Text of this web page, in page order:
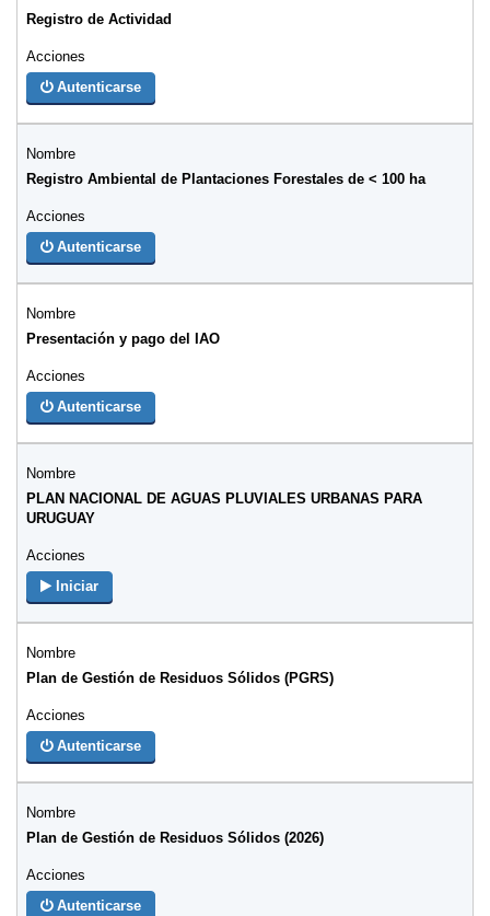
Registro de Actividad
Autenticarse
Registro Ambiental de Plantaciones Forestales de < 100 ha
Autenticarse
Presentación y pago del IAO
Autenticarse
PLAN NACIONAL DE AGUAS PLUVIALES URBANAS PARA
URUGUAY
Iniciar
Plan de Gestión de Residuos Sólidos (PGRS)
Autenticarse
Plan de Gestión de Residuos Sólidos (2026)
Autenticarse